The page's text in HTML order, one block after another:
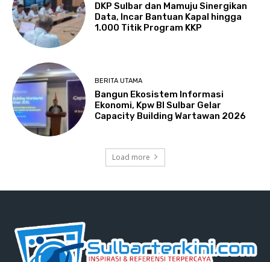
DKP Sulbar dan Mamuju Sinergikan
Data, Incar Bantuan Kapal hingga
1.000 Titik Program KKP
BERITA UTAMA
Bangun Ekosistem Informasi
Ekonomi, Kpw BI Sulbar Gelar
Capacity Building Wartawan 2026
Load more